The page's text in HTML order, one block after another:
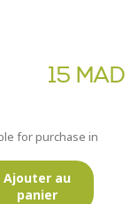
15 MAD
for purchase in
Ajouter au
panier